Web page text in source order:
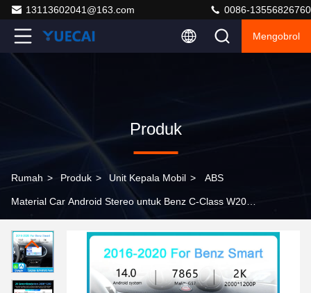
13113602041@163.com 0086-13556826760
Mengobrol
Produk
Rumah > Produk > Unit Kepala Mobil > ABS
Material Car Android Stereo untuk Benz C-Class W203
Pengiriman dan MOQ 100PCS